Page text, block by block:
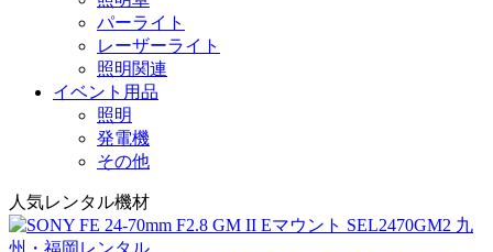
パーライト
レーザーライト
照明関連
イベント用品
照明
発電機
その他
人気レンタル機材